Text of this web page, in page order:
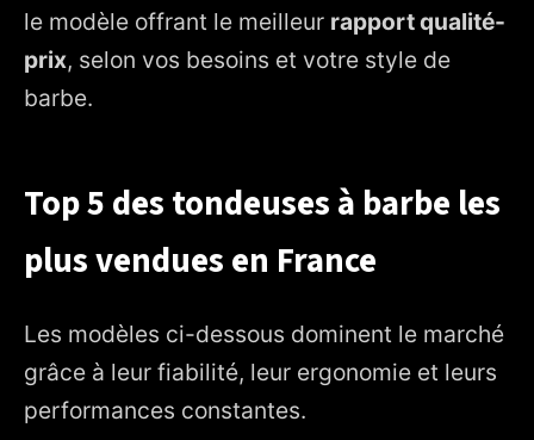
le modèle offrant le meilleur rapport qualité-
prix, selon vos besoins et votre style de
barbe.
Top 5 des tondeuses à barbe les
plus vendues en France
Les modèles ci-dessous dominent le marché
grâce à leur fiabilité, leur ergonomie et leurs
performances constantes.